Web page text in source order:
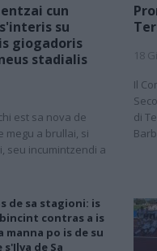
cun
su
giogadoris
stadialis
est sa nova de
megu a brullai, si
seu incumintzendi a
18
Il
di
de sa stagioni: is
contras a is
manna po is de su
de Sa